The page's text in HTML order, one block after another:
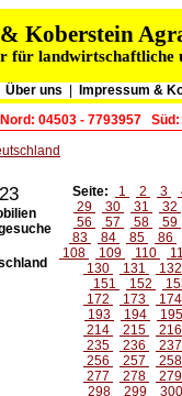
Koberstein
für landwirtschaftliche
Über uns Impressum &
Nord: 04503 - 7793957 Süd:
Seite: 1 2 3
29
30 31 32
56
57 58 59
83
84 85 86
108
109 110
130
131 132
151
152
172
173 174
193
194 195
214
215 216
235
236 237
256
257 258
277
278 279
298
299 300